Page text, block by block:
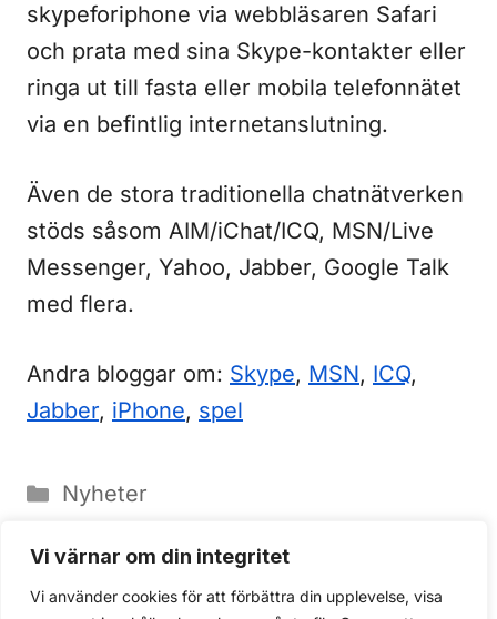
Vi värnar om din integritet
Vi använder cookies för att förbättra din upplevelse, visa
skypeforiphone via webbläsaren Safari
och prata med sina Skype-kontakter eller
ringa ut till fasta eller mobila telefonnätet
via en befintlig internetanslutning.
Även de stora traditionella chatnätverken
stöds såsom AIM/iChat/ICQ, MSN/Live
Messenger, Yahoo, Jabber, Google Talk
med flera.
Andra bloggar om: Skype, MSN, ICQ,
Jabber, iPhone, spel
Kategorier
Nyheter
videokonferenser via iPhone
Facebook specialanpassat för iPhone